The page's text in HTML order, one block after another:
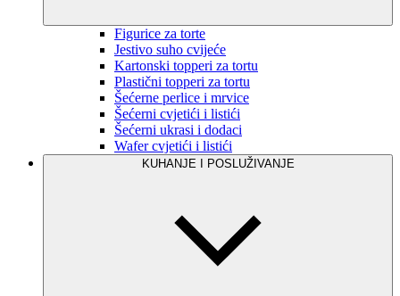
Figurice za torte
Jestivo suho cvijeće
Kartonski topperi za tortu
Plastični topperi za tortu
Šećerne perlice i mrvice
Šećerni cvjetići i listići
Šećerni ukrasi i dodaci
Wafer cvjetići i listići
KUHANJE I POSLUŽIVANJE